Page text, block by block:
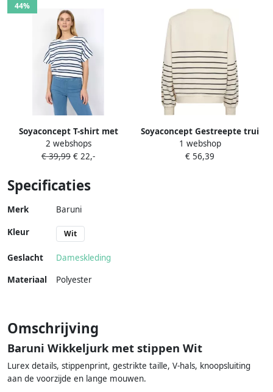
44%
Soyaconcept T-shirt met
ronde hals model 'BARNI'
2 webshops
€ 39,99 € 22,-
Soyaconcept Gestreepte trui
met ronde halslijn Beige
Dames
1 webshop
€ 56,39
Specificaties
Merk Baruni
Kleur Wit
Geslacht
Dameskleding
Materiaal
Polyester
Omschrijving
Baruni Wikkeljurk met stippen Wit
Lurex details, stippenprint, gestrikte taille, V-hals, knoopsluiting
aan de voorzijde en lange mouwen.